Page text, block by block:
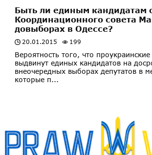
Быть ли единым кандидатам
Координационного совета
довыборах в Одессе?
20.01.2015 199
Вероятность того, что
выдвинут единых кандидатов на
внеочередных выборах депутатов в
которые п...